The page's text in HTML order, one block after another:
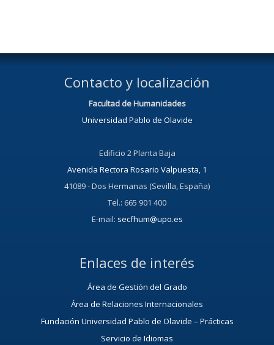
Contacto y localización
Facultad de Humanidades
Universidad Pablo de Olavide
Edificio 2 Planta Baja
Avenida Rectora Rosario Valpuesta, 1
41089 - Dos Hermanas (Sevilla, España)
Tel.: 665 901 400
E-mail: secfhum@upo.es
Enlaces de interés
Área de Gestión del Grado
Área de Relaciones Internacionales
Fundación Universidad Pablo de Olavide – Prácticas
Servicio de Idiomas